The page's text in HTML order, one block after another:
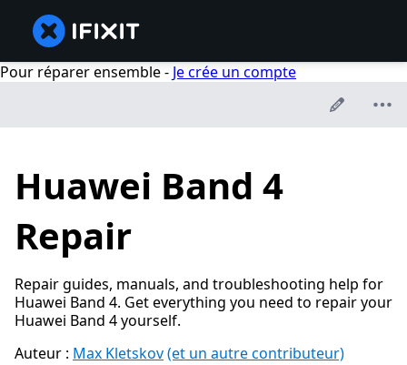
Pour réparer ensemble - Je crée un compte
Huawei Band 4
Repair
Repair guides, manuals, and troubleshooting help for
Huawei Band 4. Get everything you need to repair your
Huawei Band 4 yourself.
Auteur : Max Kletskov(et un autre contributeur)